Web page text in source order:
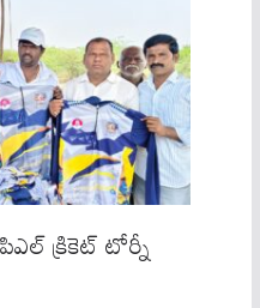
క్రికెట్ టోర్నీ